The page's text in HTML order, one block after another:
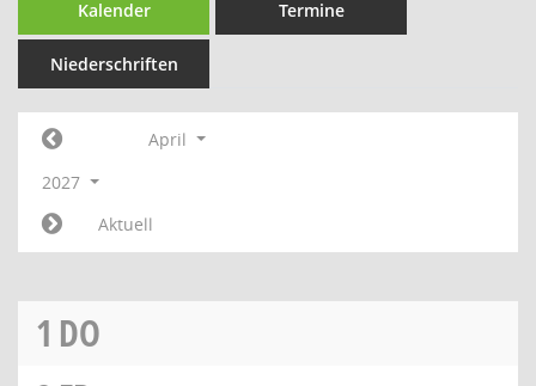
Kalender Termine
Niederschriften
April
2027
Aktuell
1 DO